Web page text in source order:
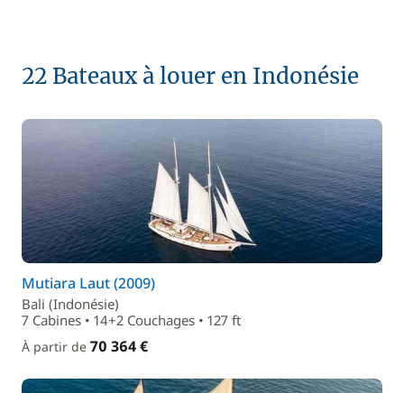
22 Bateaux à louer en Indonésie
Mutiara Laut (2009)
Bali (Indonésie)
7 Cabines • 14+2 Couchages • 127 ft
À partir de 70 364 €